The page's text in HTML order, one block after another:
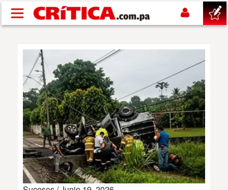
Pasar al contenido principal
SUCESOS
NACIONAL
POLÍTICA
SHOW